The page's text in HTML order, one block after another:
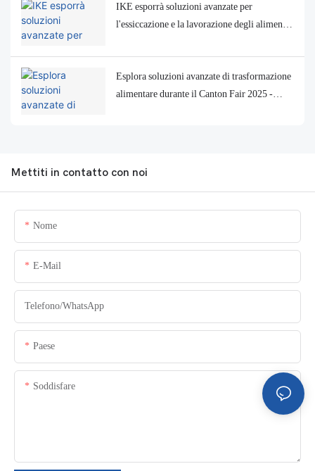
IKE esporrà soluzioni avanzate per
l'essiccazione e la lavorazione degli alimenti
Esplora soluzioni avanzate di trasformazione
alimentare durante il Canton Fair 2025 -
Mettiti in contatto con noi
Nome
E-Mail
Telefono/WhatsApp
Paese
Soddisfare